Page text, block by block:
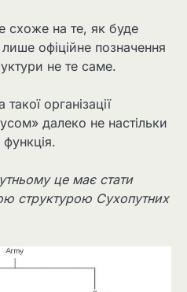
схоже на те, як буде
офіційне позначення
не те саме.
організації
далеко не настільки
це має стати
структурою Сухопутних